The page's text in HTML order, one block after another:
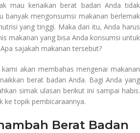
mau kenaikan berat badan Anda tidak
banyak mengonsumsi makanan berlemak
yang tinggi. Maka dari itu, Anda harus
makanan yang bisa Anda konsumsi untuk
sajakah makanan tersebut?
akan membahas mengenai makanan
berat badan Anda. Bagi Anda yang
simak ulasan berikut ini sampai habis.
ke topik pembicaraannya.
Berat Badan